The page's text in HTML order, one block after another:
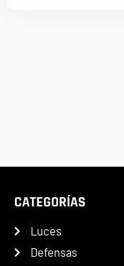
CATEGORÍAS
Luces
Defensas